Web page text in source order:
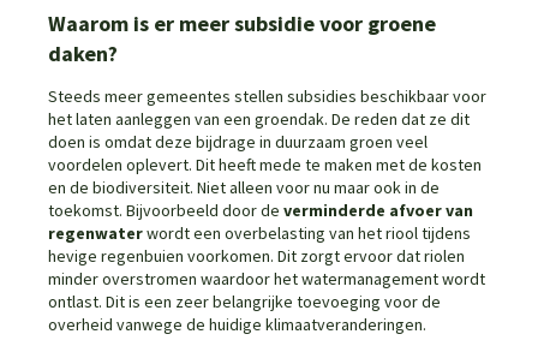
Waarom is er meer subsidie voor groene
daken?
Steeds meer gemeentes stellen subsidies beschikbaar voor
het laten aanleggen van een groendak. De reden dat ze dit
doen is omdat deze bijdrage in duurzaam groen veel
voordelen oplevert. Dit heeft mede te maken met de kosten
en de biodiversiteit. Niet alleen voor nu maar ook in de
toekomst. Bijvoorbeeld door de verminderde afvoer van
regenwaterwordt een overbelasting van het riool tijdens
hevige regenbuien voorkomen. Dit zorgt ervoor dat riolen
minder overstromen waardoor het watermanagement wordt
ontlast. Dit is een zeer belangrijke toevoeging voor de
overheid vanwege de huidige klimaatveranderingen.